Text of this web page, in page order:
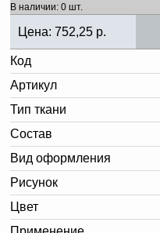
В наличии: 0 шт.
Цена: 752,25 р.
Код
Артикул
Тип ткани
Состав
Вид оформления
Рисунок
Цвет